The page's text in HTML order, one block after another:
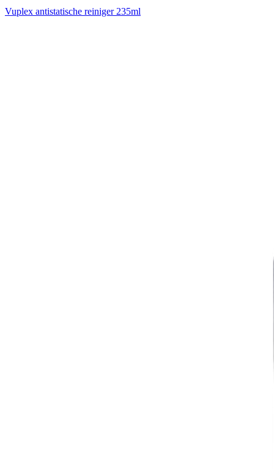
Vuplex antistatische reiniger 235ml